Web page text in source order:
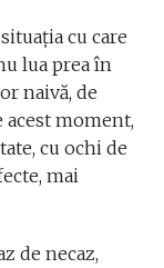
cu care
lua prea în
naivă, de
moment,
cu ochi de
mai
de necaz,